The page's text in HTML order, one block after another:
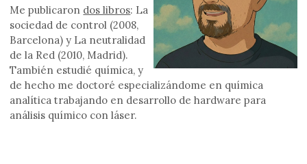
Me publicaron dos libros: La
sociedad de control (2008,
Barcelona) y La neutralidad
de la Red (2010, Madrid).
También estudié química, y
de hecho me doctoré especializándome en química
analítica trabajando en desarrollo de hardware para
análisis químico con láser.